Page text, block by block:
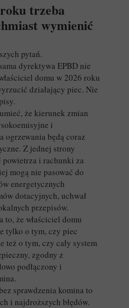
trzeba
wymienić
pytań.
dyrektywa EPBD nie
domu w 2026 roku
działający piec. Nie
że kierunek zmian
i
ogrzewania będą coraz
Z jednej strony
powietrza i rachunki za
mogą nie pasować do
energetycznych
dotacyjnych, uchwał
przepisów.
to, że właściciel domu
tylko o tym, czy piec
też o tym, czy cały system
zgodny z
podłączony i
sprawdzenia komina to
i najdroższych błędów.